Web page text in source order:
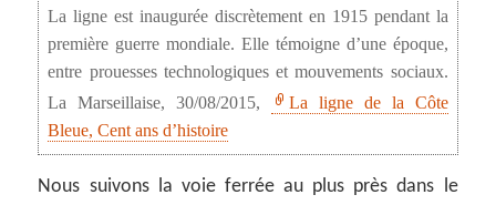
La ligne est inaugurée discrètement en 1915 pendant la
première guerre mondiale. Elle témoigne d’une époque,
entre prouesses technologiques et mouvements sociaux.
La Marseillaise, 30/08/2015,
La ligne de la Côte
Bleue, Cent ans d’histoire
Nous suivons la voie ferrée au plus près dans le